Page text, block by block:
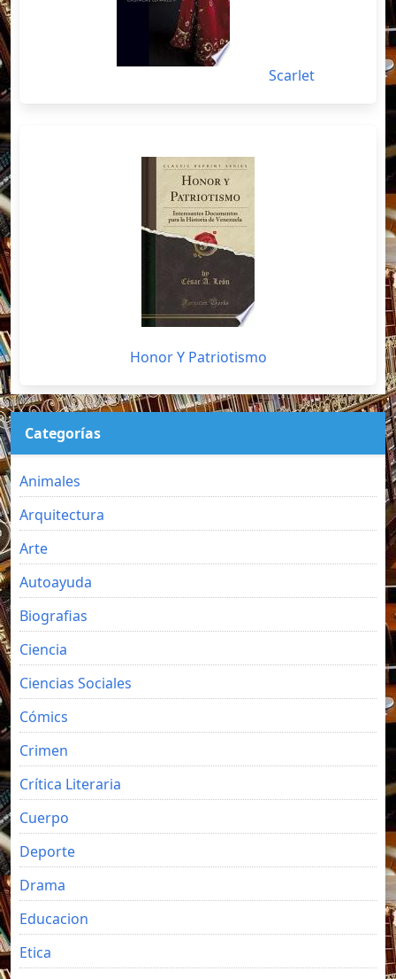
Scarlet
Honor Y Patriotismo
Categorías
Animales
Arquitectura
Arte
Autoayuda
Biografias
Ciencia
Ciencias Sociales
Cómics
Crimen
Crítica Literaria
Cuerpo
Deporte
Drama
Educacion
Etica